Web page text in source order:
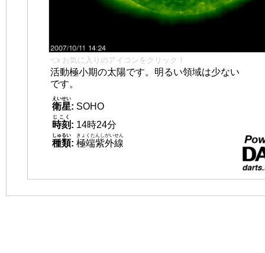
👈 お気に入りのアイコンをクリック！
活動極小期の太陽です。明るい領域は少ない
です。
衛星
えいせい
: SOHO
時刻
じこく
: 14時24分
種類
しゅるい
: 極端紫外線
きょくたんしがいせん